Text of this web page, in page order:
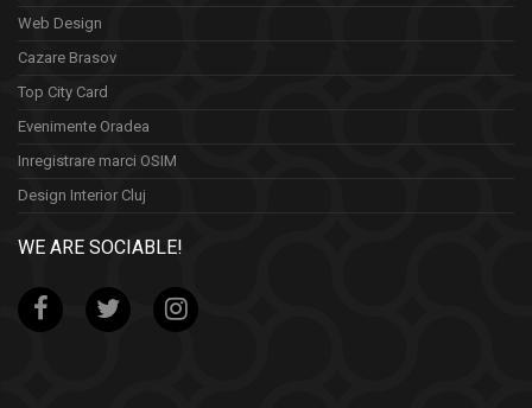
Web Design
Cazare Brasov
Top City Card
Evenimente Oradea
Inregistrare marci OSIM
Design Interior Cluj
WE ARE SOCIABLE!